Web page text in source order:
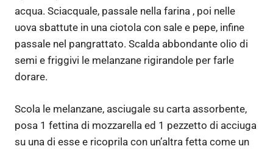
acqua. Sciacquale, passale nella farina , poi nelle
uova sbattute in una ciotola con sale e pepe, infine
passale nel pangrattato. Scalda abbondante olio di
semi e friggivi le melanzane rigirandole per farle
dorare.
Scola le melanzane, asciugale su carta assorbente,
posa 1 fettina di mozzarella ed 1 pezzetto di acciuga
su una di esse e ricoprila con un’altra fetta come un